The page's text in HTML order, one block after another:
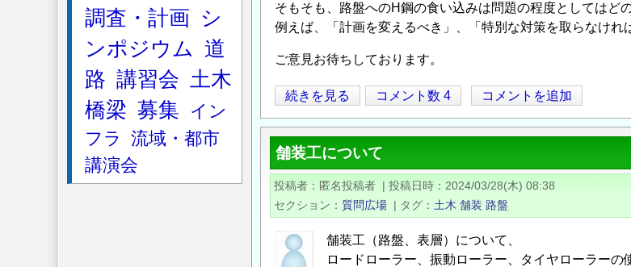
そもそも、路盤へのH鋼の食い込みは問題の程度としてはど
例えば、「計画を変えるべき」、「特別な対策を取らなけれ
ご意見お待ちしております。
仮
設
道
路
路
に、
H
鋼
続きを見る コメント数 4 コメントを追加
舗装工について
投稿者 匿名投稿者 | 投稿日時
2024/03/28(木) 08:38
セクション
質問広場 | タグ 土木 舗装 路盤
舗装工（路盤、表層）について、
ロードローラー、振動ローラー、タイヤローラーの
調査・計画
シ
ンポジウム 道
路 講習会 土木
橋梁 募集
イン
フラ
流域・都市
講演会